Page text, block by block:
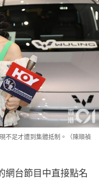
不足才遭到集體抵制。（陳順禎
網台節目中直接點名